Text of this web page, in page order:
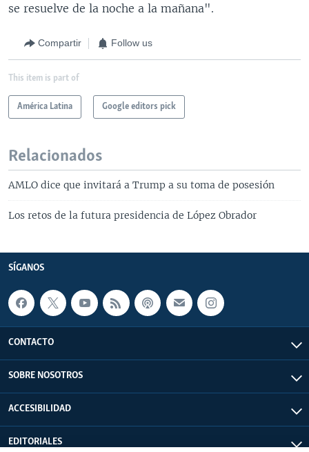
se resuelve de la noche a la mañana".
Compartir Follow us
This item is part of
América Latina Google editors pick
Relacionados
AMLO dice que invitará a Trump a su toma de posesión
Los retos de la futura presidencia de López Obrador
SÍGANOS
CONTACTO
SOBRE NOSOTROS
ACCESIBILIDAD
EDITORIALES